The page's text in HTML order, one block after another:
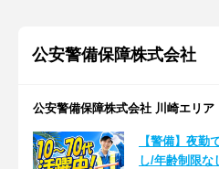
公安警備保障株式会社
公安警備保障株式会社 川崎エリア
【警備】夜
し/年齢制限な